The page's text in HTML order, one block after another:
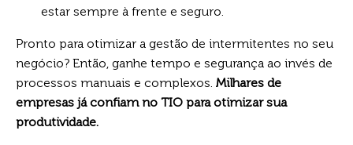
estar sempre à frente e seguro.
Pronto para otimizar a gestão de intermitentes no seu
negócio? Então, ganhe tempo e segurança ao invés de
processos manuais e complexos. Milhares de
empresas já confiam no TIO para otimizar sua
produtividade.